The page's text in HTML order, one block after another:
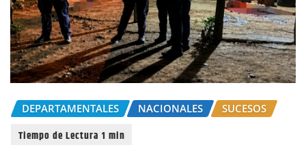
DEPARTAMENTALES NACIONALES SUCESOS